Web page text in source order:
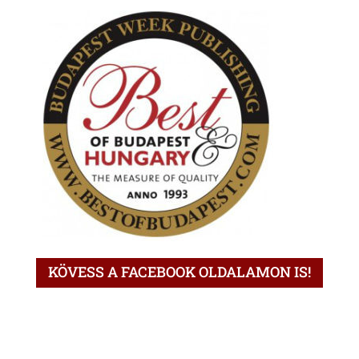
KÖVESS A FACEBOOK OLDALAMON IS!